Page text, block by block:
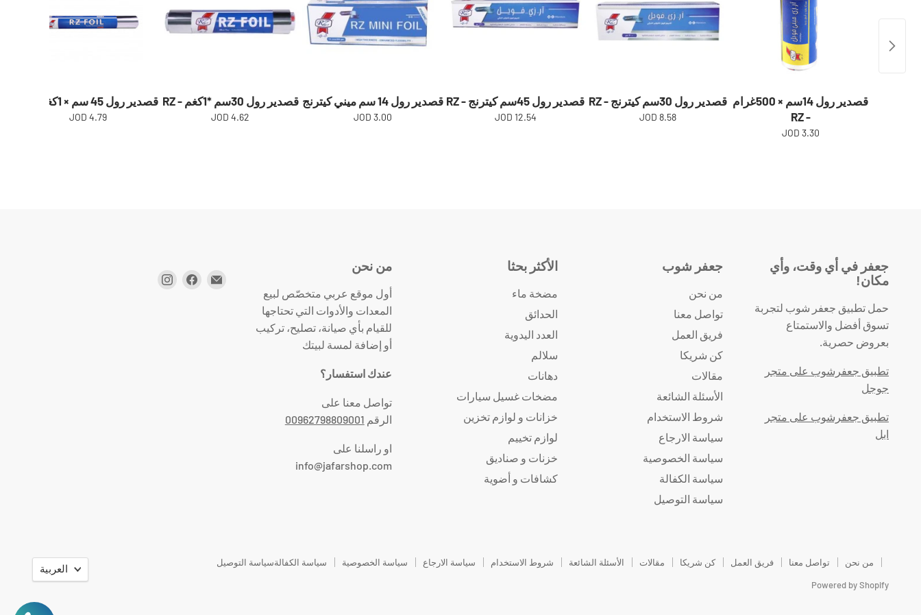
قصدير رول 14سم × 500غرام
- RZ
3.30 JOD
قصدير رول 30سم كيترنج - RZ
8.58 JOD
قصدير رول 45سم كيترنج - RZ
12.54 JOD
قصدير رول 14 سم ميني كيترنج
3.00 JOD
قصدير رول 30سم *1كغم - RZ
4.62 JOD
قصدير رول 45 سم × 1كغم - RZ
4.79 JOD
جعفر في أي وقت، وأي
مكان!
حمل تطبيق جعفر شوب لتجربة
تسوق أفضل والاستمتاع
بعروض حصرية.
تطبيق جعفرشوب على متجر
جوجل
تطبيق جعفرشوب على متجر
ابل
جعفر شوب
من نحن
تواصل معنا
فريق العمل
كن شريكا
مقالات
الأسئلة الشائعة
شروط الاستخدام
سياسة الارجاع
سياسة الخصوصية
سياسة الكفالة
سياسة التوصيل
الأكثر بحثا
مضخة ماء
الحدائق
العدد اليدوية
سلالم
دهانات
مضخات غسيل سيارات
خزانات و لوازم تخزين
لوازم تخييم
خزنات و صناديق
كشافات و أضوية
من نحن
أول موقع عربي متخصّص لبيع
المعدات والأدوات التي تحتاجها
للقيام بأي صيانة، تصليح، تركيب
أو إضافة لمسة لبيتك
عندك استفسار؟
تواصل معنا على
الرقم 00962798809001
او راسلنا على
info@jafarshop.com
من نحن تواصل معنا فريق العمل كن شريكا مقالات الأسئلة الشائعة شروط الاستخدام سياسة الارجاع سياسة الخصوصية سياسة الكفالةسياسة التوصيل
Powered by Shopify
اللغةالعربية